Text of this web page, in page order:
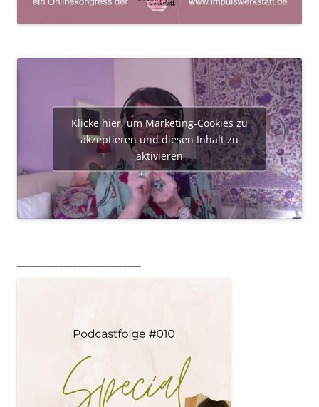
Klicke hier, um Marketing-Cookies zu
akzeptieren und diesen Inhalt zu
aktivieren